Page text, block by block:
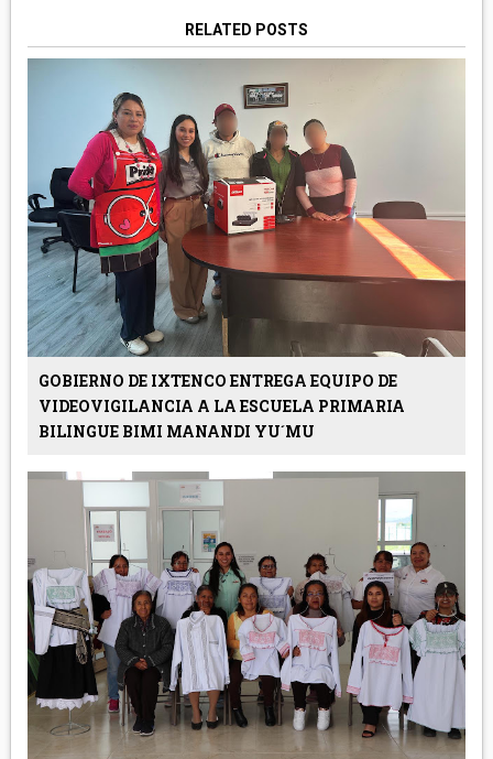
RELATED POSTS
GOBIERNO DE IXTENCO ENTREGA EQUIPO DE
VIDEOVIGILANCIA A LA ESCUELA PRIMARIA
BILINGUE BIMI MANANDI YU´MU